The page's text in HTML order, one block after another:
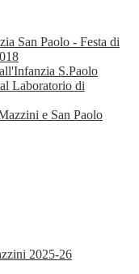
San Paolo - Festa di
S.Paolo
Laboratorio di
e San Paolo
2025-26